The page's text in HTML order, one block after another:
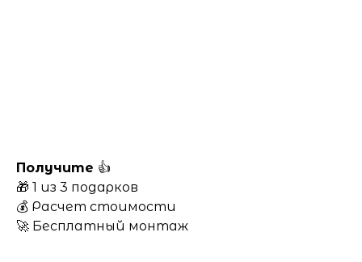
Получите 👍
🎁 1 из 3 подарков
💰 Расчет стоимости
🚀 Бесплатный монтаж